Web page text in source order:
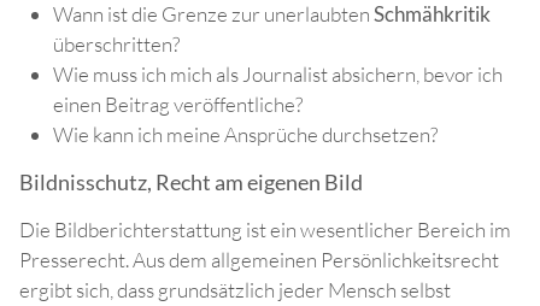
Wann ist die Grenze zur unerlaubtenSchmähkritik
überschritten?
Wie muss ich mich als Journalist absichern, bevor ich
einen Beitrag veröffentliche?
Wie kann ich meine Ansprüche durchsetzen?
Bildnisschutz, Recht am eigenen Bild
Die Bildberichterstattung ist ein wesentlicher Bereich im
Presserecht. Aus dem allgemeinen Persönlichkeitsrecht
ergibt sich, dass grundsätzlich jeder Mensch selbst